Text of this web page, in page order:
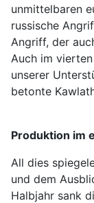
unmittelbaren
russische
Angriff, der
Auch im
unserer
betonte
Produktion im
All dies
und dem
Halbjahr sank